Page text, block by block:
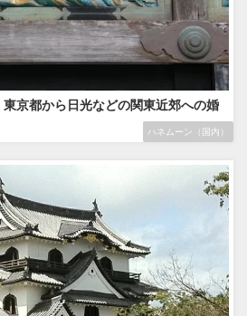
ハネムーン（国内）
東京都から日光などの関東近郊への婚